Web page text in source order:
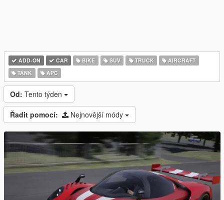
ADD-ON CAR BIKE SUV TRUCK
AIRCRAFT
TANK
APC
Od: Tento týden
Řadit pomocí: Nejnovější módy